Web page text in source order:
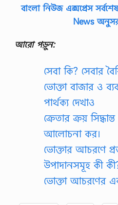
বাংলা নিউজ এক্সপ্রেস
News
আরো পড়ুন:
সেবা কি? সেবার
ভোক্তা বাজার ও
পার্থক্য দেখাও
ক্রেতার ক্রয়
আলোচনা কর।
ভোক্তার আচরণে
উপাদানসমূহ কী
ভোক্তা আচরণের